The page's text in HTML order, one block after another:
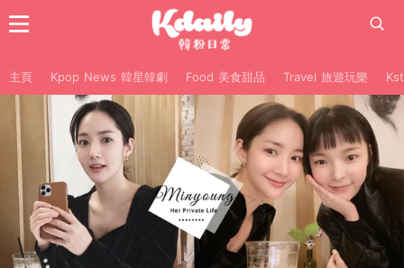
主頁 Kpop News 韓星韓劇 Food 美食甜品 Travel 旅遊玩樂